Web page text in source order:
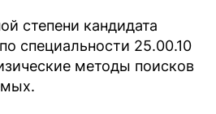
степени кандидата
специальности 25.00.10
методы поисков